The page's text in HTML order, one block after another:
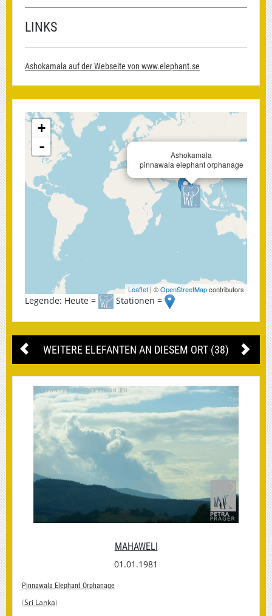
LINKS
Ashokamala auf der Webseite von www.elephant.se
Ashokamala
pinnawala elephant orphanage
+
-
Leaflet | ©OpenStreetMapcontributors
Legende: Heute = Stationen =
WEITERE ELEFANTEN AN DIESEM ORT (38)
MAHAWELI
01.01.1981
Pinnawala Elephant Orphanage
(Sri Lanka)